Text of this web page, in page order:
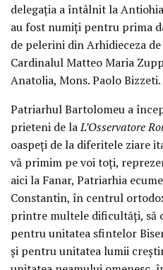
delegația a întâlnit la
au fost numiți pentru prima
de pelerini din Arhidieceza
Cardinalul Matteo Maria
Anatolia, Mons. Paolo Bizzeti.
Patriarhul Bartolomeu a
prieteni de laL’Osservatore
oaspeți de la diferitele ziare
vă primim pe voi toți,
aici la Fanar, Patriarhia
Constantin, în centrul
printre multele dificultăți, să
pentru unitatea sfintelor
și pentru unitatea lumii